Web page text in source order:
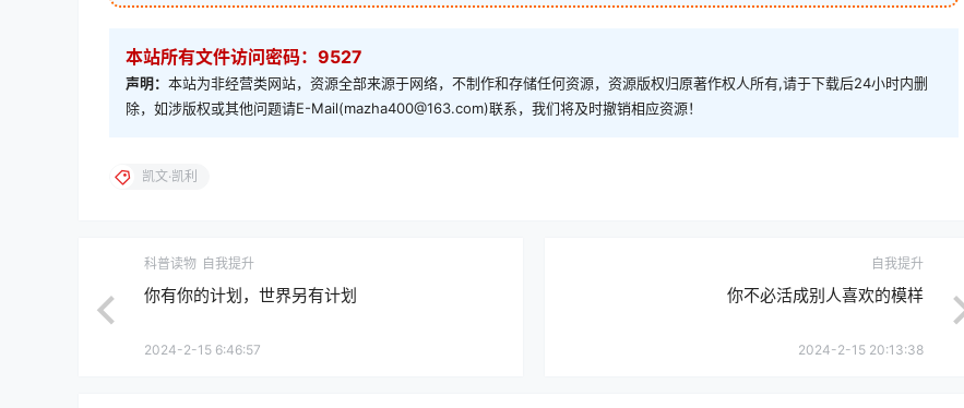
本站所有文件访问密码：9527
声明： 本站为非经营类网站，资源全部来源于网络，不制作和存储任何资源，资源版权归原著作权人所有,请于下载后24小时内删
除，如涉版权或其他问题请E-Mail(mazha400@163.com)联系，我们将及时撤销相应资源！
凯文·凯利
科普读物 自我提升
你有你的计划，世界另有计划
2024-2-15 6:46:57
自我提升
你不必活成别人喜欢的模样
2024-2-15 20:13:38